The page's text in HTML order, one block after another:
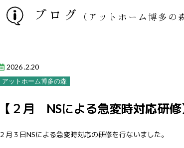
ブログ （アットホーム博多の
2026 .2.20
アットホーム博多の森
【２月 NSによる急変時対応研修
２月３日NSによる急変時対応の研修を行ないました。